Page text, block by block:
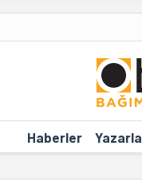
Haberler